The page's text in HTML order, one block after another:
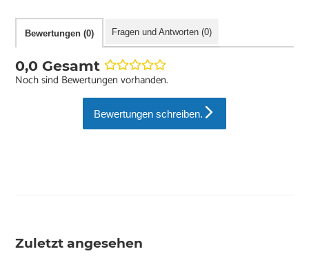
Bewertungen (0) Fragen und Antworten (0)
0,0 Gesamt
Noch sind Bewertungen vorhanden.
Bewertungen schreiben.
Zuletzt angesehen